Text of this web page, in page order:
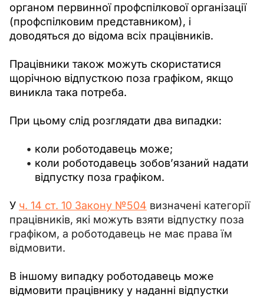
органом первинної профспілкової організації
(профспілковим представником), і
доводяться до відома всіх працівників.
Працівники також можуть скористатися
щорічною відпусткою поза графіком, якщо
виникла така потреба.
При цьому слід розглядати два випадки:
коли роботодавець може;
коли роботодавець зобов’язаний надати
відпустку поза графіком.
У ч. 14 ст. 10 Закону №504 визначені категорії
працівників, які можуть взяти відпустку поза
графіком, а роботодавець не має права їм
відмовити.
В іншому випадку роботодавець може
відмовити працівнику у наданні відпустки